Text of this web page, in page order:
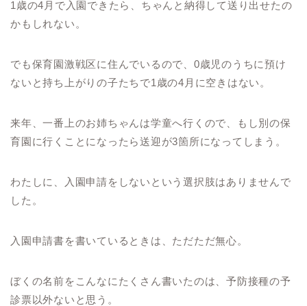
1歳の4月で入園できたら、ちゃんと納得して送り出せたの
かもしれない。
でも保育園激戦区に住んでいるので、0歳児のうちに預け
ないと持ち上がりの子たちで1歳の4月に空きはない。
来年、一番上のお姉ちゃんは学童へ行くので、もし別の保
育園に行くことになったら送迎が3箇所になってしまう。
わたしに、入園申請をしないという選択肢はありませんで
した。
入園申請書を書いているときは、ただただ無心。
ぼくの名前をこんなにたくさん書いたのは、予防接種の予
診票以外ないと思う。